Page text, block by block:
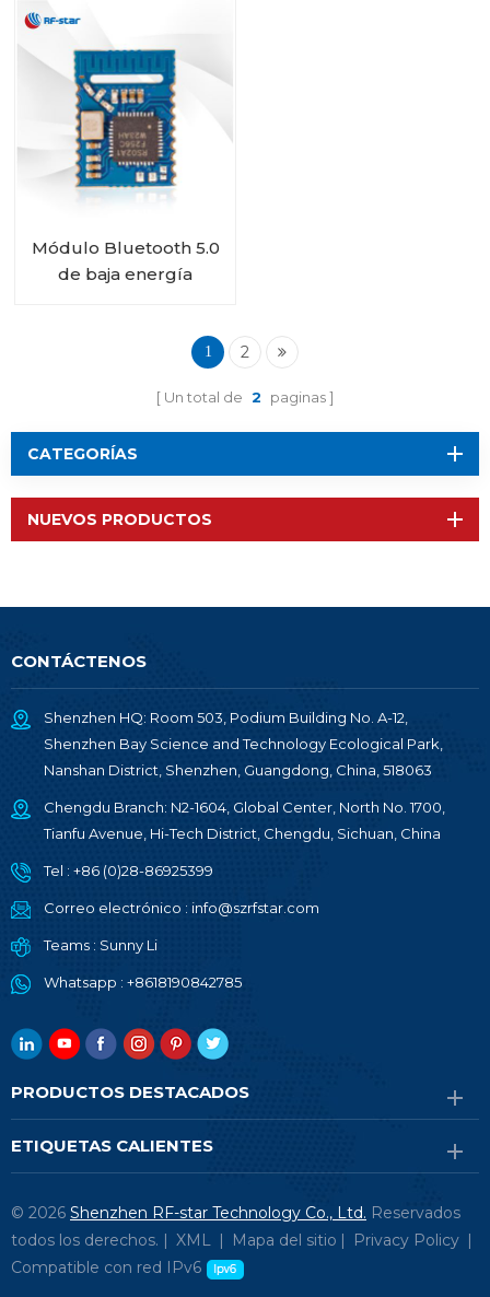
Módulo Bluetooth 5.0
de baja energía
1 2
Un total de 2 paginas
CATEGORÍAS
NUEVOS PRODUCTOS
CONTÁCTENOS
Shenzhen HQ: Room 503, Podium Building No. A-12,
Shenzhen Bay Science and Technology Ecological Park,
Nanshan District, Shenzhen, Guangdong, China, 518063
Chengdu Branch: N2-1604, Global Center, North No. 1700,
Tianfu Avenue, Hi-Tech District, Chengdu, Sichuan, China
Tel : +86 (0)28-86925399
Correo electrónico : info@szrfstar.com
Teams : Sunny Li
Whatsapp : +8618190842785
PRODUCTOS DESTACADOS
ETIQUETAS CALIENTES
© 2026 Shenzhen RF-star Technology Co., Ltd. Reservados
todos los derechos. | XML | Mapa del sitio | Privacy Policy |
Compatible con red IPv6